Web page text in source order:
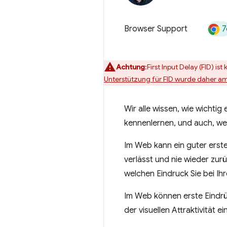
Browser Support
Achtung:First Input Delay (FID)
Unterstützung für FID wurde daher
Wir alle wissen, wie wichtig
kennenlernen, und auch,
Im Web kann ein guter
verlässt und nie wieder
welchen Eindruck Sie bei
Im Web können erste
der visuellen Attraktivität